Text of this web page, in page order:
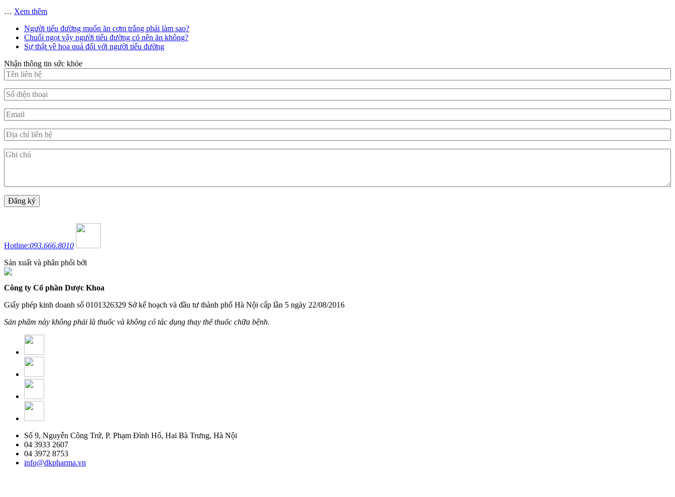
… Xem thêm
Người tiểu đường muốn ăn cơm trắng phải làm sao?
Chuối ngọt vậy người tiểu đường có nên ăn không?
Sự thật về hoa quả đối với người tiểu đường
Nhận thông tin sức khỏe
Hotline:093.666.8010
Sản xuất và phân phối bởi
Công ty Cổ phần Dược Khoa
Giấy phép kinh doanh số 0101326329 Sở kế hoạch và đầu tư thành phố Hà Nội cấp lần 5 ngày 22/08/2016
Sản phẩm này không phải là thuốc và không có tác dụng thay thế thuốc chữa bệnh.
Số 9, Nguyễn Công Trứ, P. Phạm Đình Hổ, Hai Bà Trưng, Hà Nội
04 3933 2607
04 3972 8753
info@dkpharma.vn